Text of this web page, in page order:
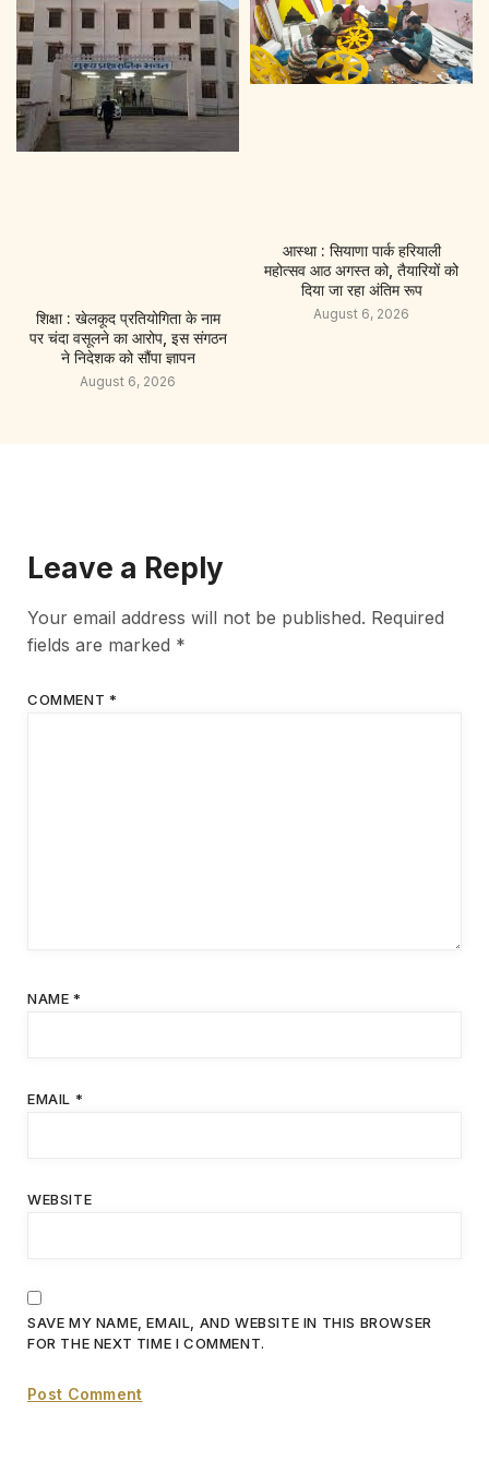
शिक्षा : खेलकूद प्रतियोगिता के नाम
पर चंदा वसूलने का आरोप, इस संगठन
ने निदेशक को सौंपा ज्ञापन
August 6, 2026
आस्था : सियाणा पार्क हरियाली
महोत्सव आठ अगस्त को, तैयारियों को
दिया जा रहा अंतिम रूप
August 6, 2026
Leave a Reply
Your email address will not be published. Required
fields are marked *
COMMENT *
NAME *
EMAIL *
WEBSITE
SAVE MY NAME, EMAIL, AND WEBSITE IN THIS BROWSER
FOR THE NEXT TIME I COMMENT.